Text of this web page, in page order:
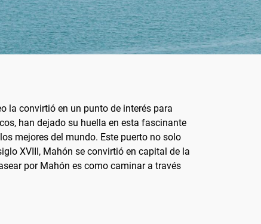
la convirtió en un punto de interés para
han dejado su huella en esta fascinante
mejores del mundo. Este puerto no solo
XVIII, Mahón se convirtió en capital de la
por Mahón es como caminar a través